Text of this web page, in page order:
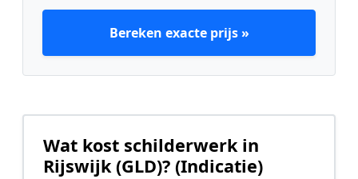
Bereken exacte prijs »
Wat kost schilderwerk in
Rijswijk (GLD)? (Indicatie)